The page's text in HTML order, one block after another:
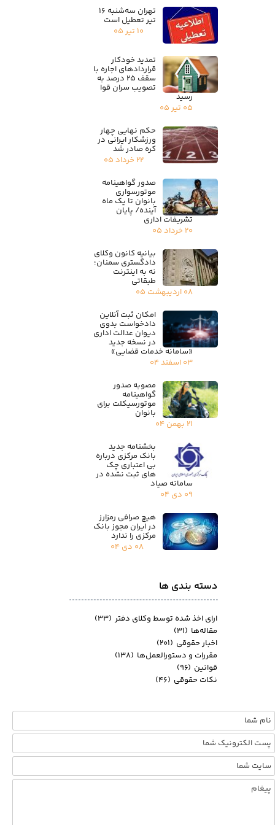
دسته بندی ها
تهران سه‌شنبه ۱۶
تیر تعطیل است
۱۰ تیر ۰۵
تمدید خودکار
قراردادهای اجاره با
سقف ۲۵ درصد به
تصویب سران قوا
رسید
۰۵ تیر ۰۵
حکم نهایی چهار
ورزشکار ایرانی در
کره صادر شد
۲۲ خرداد ۰۵
صدور گواهینامه
موتورسواری
بانوان تا یک ماه
آینده/ پایان
تشریفات اداری
۲۰ خرداد ۰۵
بیانیه کانون وکلای
دادگستری سمنان؛
نه به اینترنت
طبقاتی
۰۸ اردیبهشت ۰۵
امکان ثبت آنلاین
دادخواست بدوی
دیوان عدالت اداری
در نسخه جدید
«سامانه خدمات قضایی»
۰۳ اسفند ۰۴
مصوبه صدور
گواهینامه
موتورسیکلت برای
بانوان
۲۱ بهمن ۰۴
بخشنامه جدید
بانک مرکزی درباره
بی اعتباری چک
های ثبت نشده در
سامانه صیاد
۰۹ دی ۰۴
هیچ صرافی رمزارز
در ایران مجوز بانک
مرکزی را ندارد
۰۸ دی ۰۴
ارای اخذ شده توسط وکلای دفتر (۳۳)
مقاله‌ها (۳۱)
اخبار حقوقی (۲۰۱)
مقررات و دستورالعمل‌ها (۱۳۸)
قوانین (۹۶)
نکات حقوقی (۴۶)